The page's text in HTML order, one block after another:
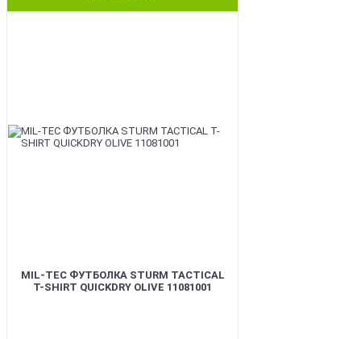
MIL-TEC ФУТБОЛКА STURM TACTICAL
T-SHIRT QUICKDRY OLIVE 11081001